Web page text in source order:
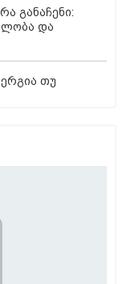
განაჩენი:
და
თუ